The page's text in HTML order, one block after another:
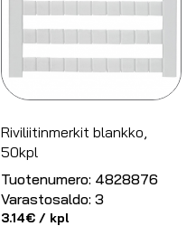
Riviliitinmerkit blankko,
50kpl
Tuotenumero: 4828876
Varastosaldo: 3
3.14€ / kpl